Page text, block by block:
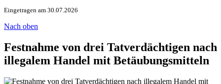
Eingetragen am 30.07.2026
Nach oben
Festnahme von drei Tatverdächtigen nach
illegalem Handel mit Betäubungsmitteln